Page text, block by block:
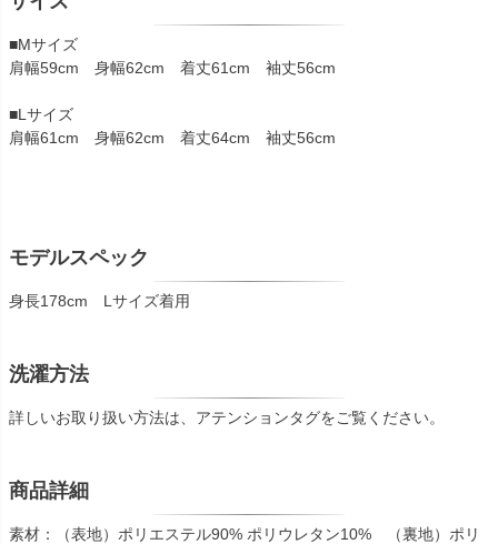
■Mサイズ
肩幅59cm 身幅62cm 着丈61cm 袖丈56cm
■Lサイズ
肩幅61cm 身幅62cm 着丈64cm 袖丈56cm
モデルスペック
身長178cm Lサイズ着用
洗濯方法
詳しいお取り扱い方法は、アテンションタグをご覧ください。
商品詳細
素材：（表地）ポリエステル90% ポリウレタン10% （裏地）ポリ